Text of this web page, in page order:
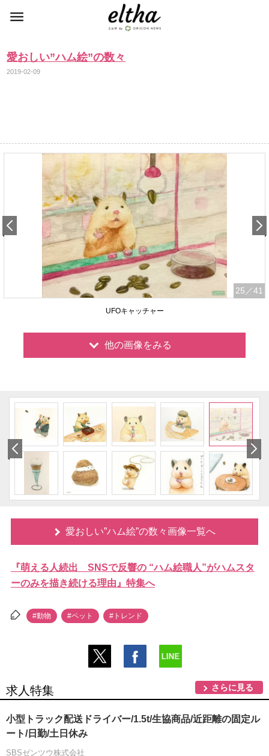
愛おしい”ハム絵”の数々
2019-02-09
25 ／41
UFOキャッチャー
他の画像をみる
愛おしい”ハム絵”の数々画像一覧へ
『萌える人続出 SNSで反響の “ハム絵職人”がハムスタ
ーのみを描き続ける理由』特集へ
#動物 #ペット #トレンド
求人特集 さらに見る
小型トラック配送ドライバー/1.5t/生協商品/近距離の固定ル
ート/日勤/土日休み
SBSゼンツウ株式会社